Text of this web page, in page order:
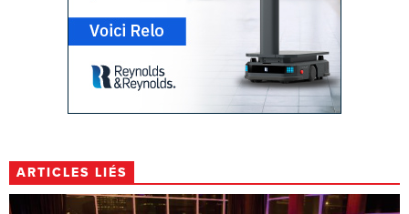
ARTICLES LIÉS